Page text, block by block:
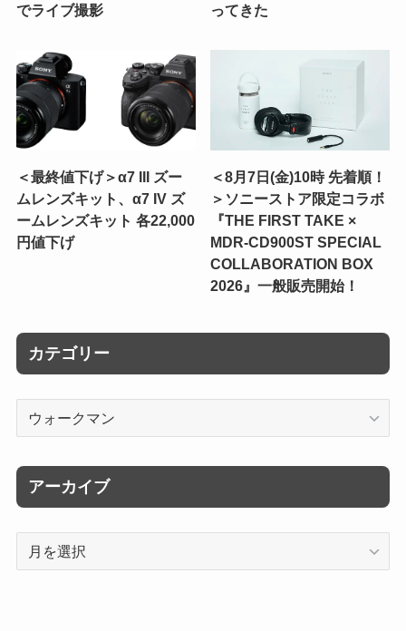
でライブ撮影
ってきた
＜最終値下げ＞α7 III ズー
ムレンズキット、α7 IV ズ
ームレンズキット 各22,000
円値下げ
＜8月7日(金)10時 先着順！
＞ソニーストア限定コラボ
『THE FIRST TAKE ×
MDR-CD900ST SPECIAL
COLLABORATION BOX
2026』一般販売開始！
カテゴリー
リ
ー
アーカイブ